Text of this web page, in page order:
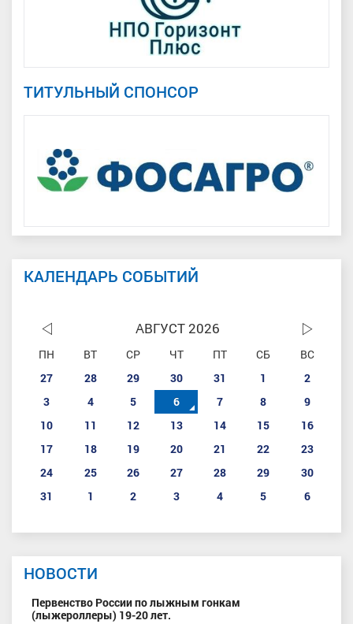
ТИТУЛЬНЫЙ СПОНСОР
КАЛЕНДАРЬ СОБЫТИЙ
АВГУСТ 2026
ПН ВТ СР ЧТ ПТ СБ
ВС
27
28 29 30 31 1
2
3
4 5 6 7 8
9
10
11 12 13 14 15
16
17
18 19 20 21 22
23
24
25 26 27 28 29
30
31
1 2 3 4 5 6
НОВОСТИ
Первенство России по лыжным гонкам
(лыжероллеры) 19-20 лет.